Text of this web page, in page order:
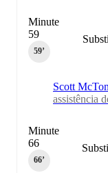
Minute
59
59‎’‎
Scott
assistência
Minute
66
66‎’‎